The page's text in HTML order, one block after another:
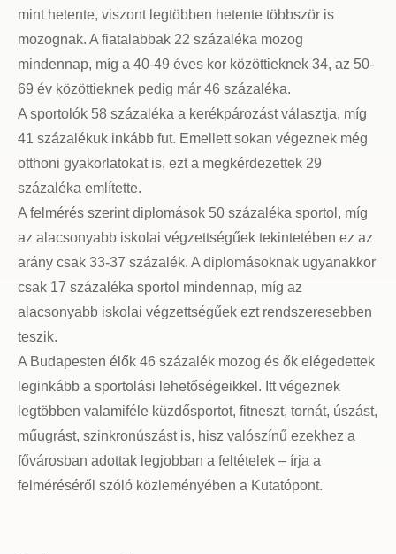
mint hetente, viszont legtöbben hetente többször is
mozognak. A fiatalabbak 22 százaléka mozog
mindennap, míg a 40-49 éves kor közöttieknek 34, az 50-
69 év közöttieknek pedig már 46 százaléka.
A sportolók 58 százaléka a kerékpározást választja, míg
41 százalékuk inkább fut. Emellett sokan végeznek még
otthoni gyakorlatokat is, ezt a megkérdezettek 29
százaléka említette.
A felmérés szerint diplomások 50 százaléka sportol, míg
az alacsonyabb iskolai végzettségűek tekintetében ez az
arány csak 33-37 százalék. A diplomásoknak ugyanakkor
csak 17 százaléka sportol mindennap, míg az
alacsonyabb iskolai végzettségűek ezt rendszeresebben
teszik.
A Budapesten élők 46 százalék mozog és ők elégedettek
leginkább a sportolási lehetőségeikkel. Itt végeznek
legtöbben valamiféle küzdősportot, fitneszt, tornát, úszást,
műugrást, szinkronúszást is, hisz valószínű ezekhez a
fővárosban adottak legjobban a feltételek – írja a
felméréséről szóló közleményében a Kutatópont.